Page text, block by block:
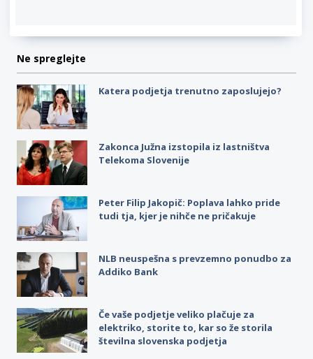
Ne spreglejte
Katera podjetja trenutno zaposlujejo?
Zakonca Južna izstopila iz lastništva
Telekoma Slovenije
Peter Filip Jakopič: Poplava lahko pride
tudi tja, kjer je nihče ne pričakuje
NLB neuspešna s prevzemno ponudbo za
Addiko Bank
Če vaše podjetje veliko plačuje za
elektriko, storite to, kar so že storila
številna slovenska podjetja